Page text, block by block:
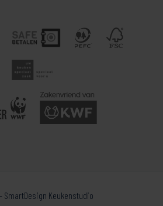
Keukenstudio